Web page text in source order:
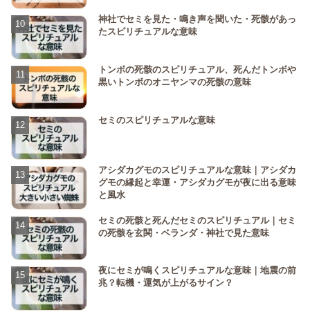
神社でセミを見た・鳴き声を聞いた・死骸があっ
たスピリチュアルな意味
トンボの死骸のスピリチュアル、死んだトンボや
黒いトンボのオニヤンマの死骸の意味
セミのスピリチュアルな意味
アシダカグモのスピリチュアルな意味｜アシダカ
グモの縁起と幸運・アシダカグモが夜に出る意味
と風水
セミの死骸と死んだセミのスピリチュアル｜セミ
の死骸を玄関・ベランダ・神社で見た意味
夜にセミが鳴くスピリチュアルな意味｜地震の前
兆？転機・運気が上がるサイン？